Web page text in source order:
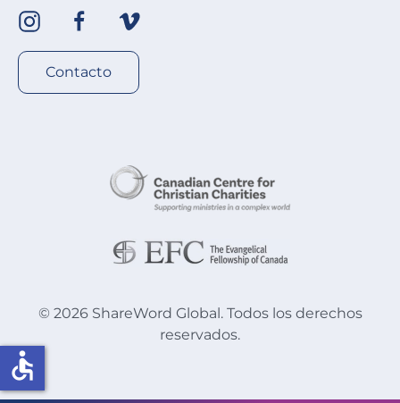
Contacto
© 2026ShareWord Global. Todos los derechos
reservados.
accessible